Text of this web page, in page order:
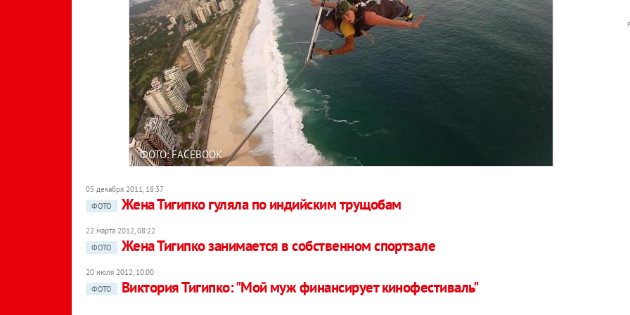
ФОТО: FACEBOOK
05 декабря 2011, 18:37
ФОТО
Жена Тигипко гуляла по индийским трущобам
22 марта 2012, 08:22
ФОТО
Жена Тигипко занимается в собственном спортзале
20 июля 2012, 10:00
ФОТО
Виктория Тигипко: "Мой муж финансирует кинофестиваль"